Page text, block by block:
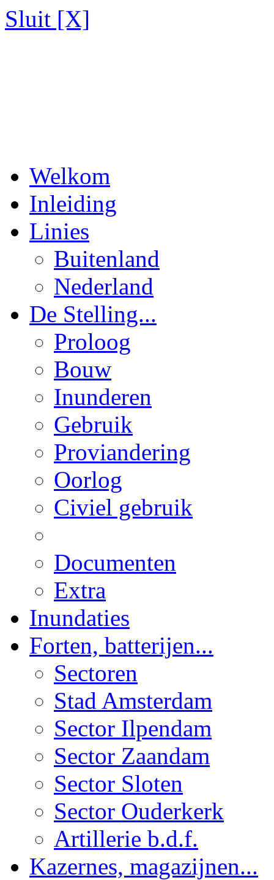
Sluit [X]
Welkom
Inleiding
Linies
Buitenland
Nederland
De Stelling...
Proloog
Bouw
Inunderen
Gebruik
Proviandering
Oorlog
Civiel gebruik
Documenten
Extra
Inundaties
Forten, batterijen...
Sectoren
Stad Amsterdam
Sector Ilpendam
Sector Zaandam
Sector Sloten
Sector Ouderkerk
Artillerie b.d.f.
Kazernes, magazijnen...